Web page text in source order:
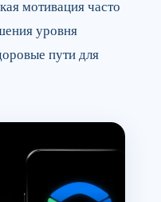
мотивация часто
уровня
пути для